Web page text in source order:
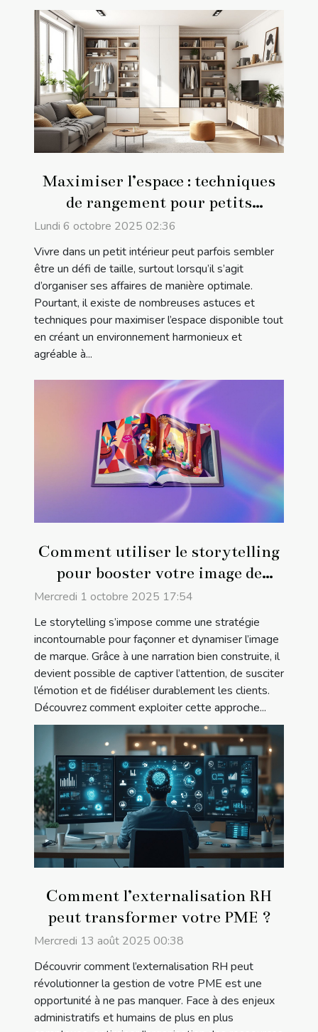
Maximiser l’espace : techniques
de rangement pour petits
intérieurs
Lundi 6 octobre 2025 02:36
Vivre dans un petit intérieur peut parfois sembler
être un défi de taille, surtout lorsqu’il s’agit
d’organiser ses affaires de manière optimale.
Pourtant, il existe de nombreuses astuces et
techniques pour maximiser l’espace disponible tout
en créant un environnement harmonieux et
agréable à...
Comment utiliser le storytelling
pour booster votre image de
marque ?
Mercredi 1 octobre 2025 17:54
Le storytelling s’impose comme une stratégie
incontournable pour façonner et dynamiser l’image
de marque. Grâce à une narration bien construite, il
devient possible de captiver l’attention, de susciter
l’émotion et de fidéliser durablement les clients.
Découvrez comment exploiter cette approche...
Comment l’externalisation RH
peut transformer votre PME ?
Mercredi 13 août 2025 00:38
Découvrir comment l’externalisation RH peut
révolutionner la gestion de votre PME est une
opportunité à ne pas manquer. Face à des enjeux
administratifs et humains de plus en plus